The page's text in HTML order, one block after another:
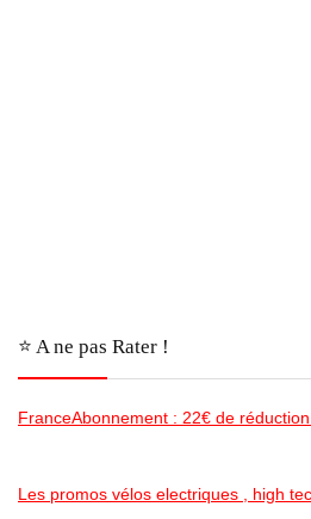
⭐️ A ne pas Rater !
FranceAbonnement : 22€ de
Les promos vélos electriques , high